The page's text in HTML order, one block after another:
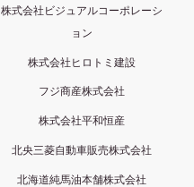
株式会社ビジュアルコーポレーシ
ョン
株式会社ヒロトミ建設
フジ商産株式会社
株式会社平和恒産
北央三菱自動車販売株式会社
北海道純馬油本舗株式会社